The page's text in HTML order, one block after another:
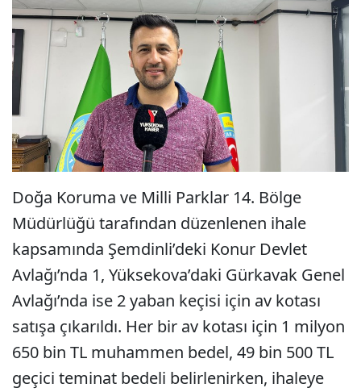
Doğa Koruma ve Milli Parklar 14. Bölge
Müdürlüğü tarafından düzenlenen ihale
kapsamında Şemdinli’deki Konur Devlet
Avlağı’nda 1, Yüksekova’daki Gürkavak Genel
Avlağı’nda ise 2 yaban keçisi için av kotası
satışa çıkarıldı. Her bir av kotası için 1 milyon
650 bin TL muhammen bedel, 49 bin 500 TL
geçici teminat bedeli belirlenirken, ihaleye